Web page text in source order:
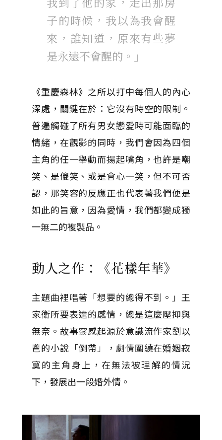
子的時候，我以為我會醒
來，誰知道，原來有些夢
是永遠不會醒的。」
《重慶森林》之所以打中每個人的內心
深處，關鍵在於：它沒有時空的限制。
普遍觸碰了所有男女戀愛時可能面臨的
情緒，在觀影的同時，我們會因為四個
主角的任一舉動而揚起嘴角，也許是嘲
笑、是傻笑、或是會心一笑，但不可否
認，那笑容的反應正也代表著我們便是
如此的旨意，因為愛情，我們都變成獨
一無二的複製品。
動人之作：《花樣年華》
主題曲裡唱著「想要的總得不到。」王
家衛所要表達的感情，總是這麼壓抑與
無奈。故事靈感起源於意識流作家劉以
鬯的小說「倒帶」，劇情圍繞在婚姻寂
寞的主角身上，在無法被理解的情況
下，發展出一段婚外情。